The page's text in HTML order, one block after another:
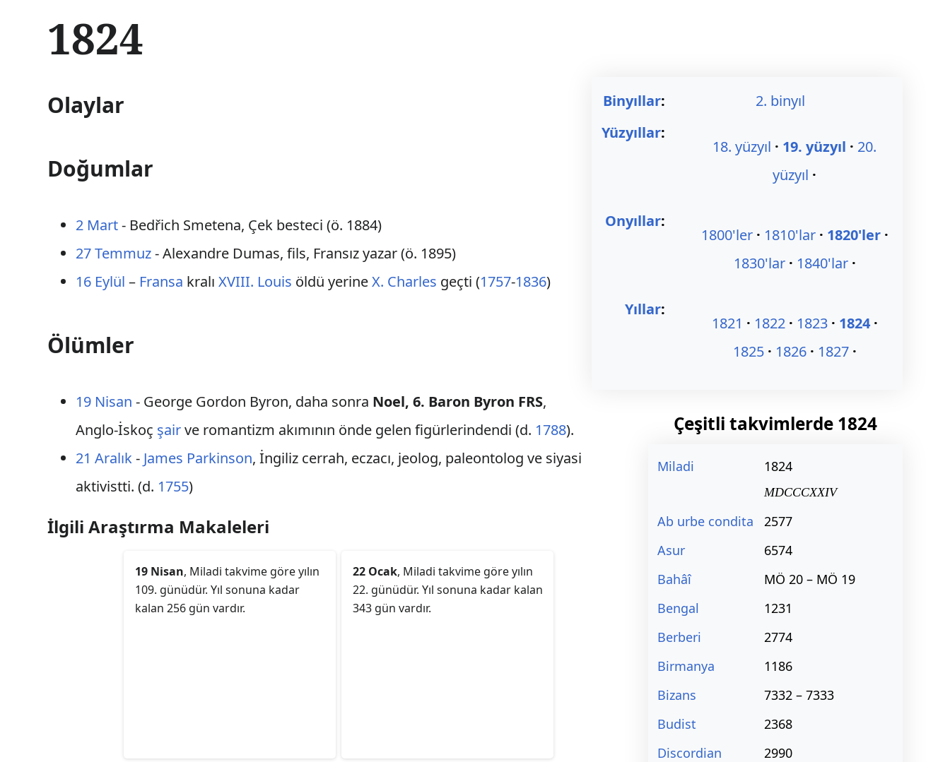
r
e
a
a
1824
Binyıllar:
2. binyıl
Yüzyıllar:
18. yüzyıl 19. yüzyıl
20.
yüzyıl
Onyıllar:
1800'ler 1810'lar
1820'ler
1830'lar
1840'lar
Yıllar:
1821 1822 1823
1824
1825
1826 1827
Çeşitli takvimlerde 1824
Miladi 1824
MDCCCXXIV
Ab urbe condita
2577
Asur
6574
Bahâî
MÖ 20 – MÖ 19
Bengal
1231
Berberi
2774
Birmanya
1186
Bizans
7332 – 7333
Budist
2368
Discordian
2990
Olaylar
Doğumlar
2 Mart- Bedřich Smetena, Çek besteci (ö. 1884)
27 Temmuz- Alexandre Dumas, fils, Fransız yazar (ö. 1895)
16 Eylül – Fransa kralıXVIII. Louis öldü yerineX. Charles geçti (1757-1836)
Ölümler
19 Nisan - George Gordon Byron, daha sonra Noel, 6. Baron Byron FRS,
Anglo-İskoç şairve romantizm akımının önde gelen figürlerindendi (d. 1788).
21 Aralık- James Parkinson, İngiliz cerrah, eczacı, jeolog, paleontolog ve siyasi
aktivistti. (d. 1755)
İlgili Araştırma Makaleleri
19 Nisan, Miladi takvime göre yılın
109. günüdür. Yıl sonuna kadar
kalan 256 gün vardır.
22 Ocak, Miladi takvime göre yılın
22. günüdür. Yıl sonuna kadar kalan
343 gün vardır.